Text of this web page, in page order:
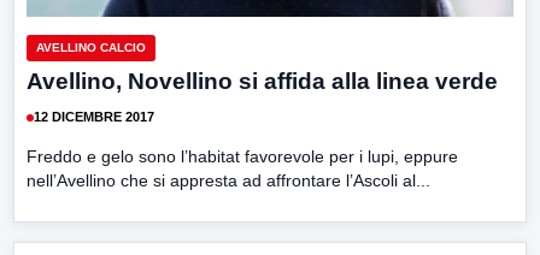
AVELLINO CALCIO
Avellino, Novellino si affida alla linea verde
12 DICEMBRE 2017
Freddo e gelo sono l’habitat favorevole per i lupi, eppure
nell’Avellino che si appresta ad affrontare l’Ascoli al...